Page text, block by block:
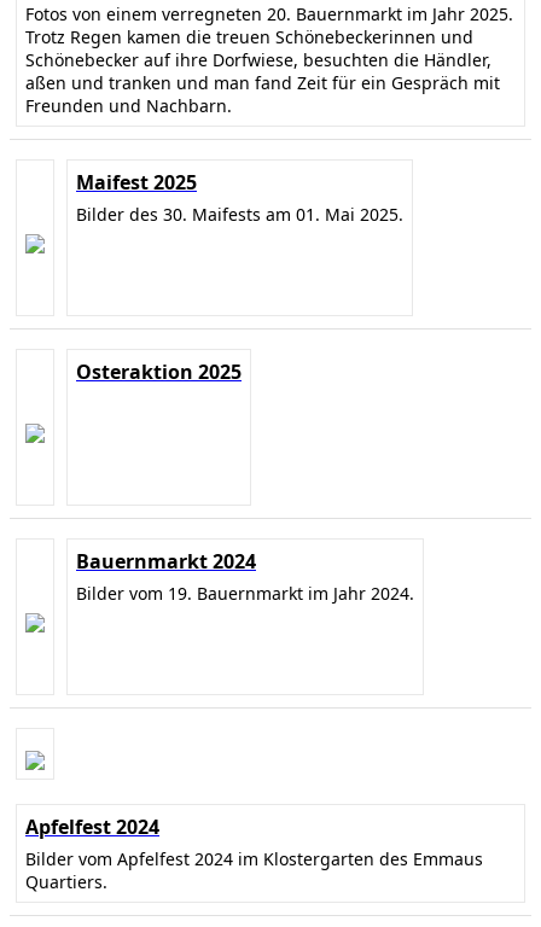
Fotos von einem verregneten 20. Bauernmarkt im Jahr 2025.
Trotz Regen kamen die treuen Schönebeckerinnen und
Schönebecker auf ihre Dorfwiese, besuchten die Händler,
aßen und tranken und man fand Zeit für ein Gespräch mit
Freunden und Nachbarn.
Maifest 2025
Bilder des 30. Maifests am 01. Mai 2025.
Osteraktion 2025
Bauernmarkt 2024
Bilder vom 19. Bauernmarkt im Jahr 2024.
Apfelfest 2024
Bilder vom Apfelfest 2024 im Klostergarten des Emmaus
Quartiers.